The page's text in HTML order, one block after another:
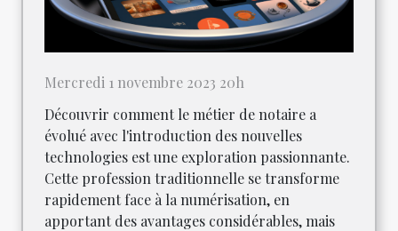
Mercredi 1 novembre 2023 20h
Découvrir comment le métier de notaire a
évolué avec l'introduction des nouvelles
technologies est une exploration passionnante.
Cette profession traditionnelle se transforme
rapidement face à la numérisation, en
apportant des avantages considérables, mais